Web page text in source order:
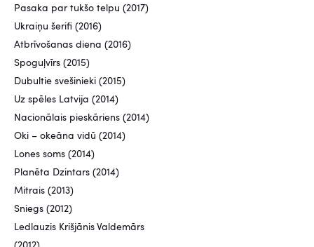
Pasaka par tukšo telpu (2017)
Ukraiņu šerifi (2016)
Atbrīvošanas diena (2016)
Spoguļvīrs (2015)
Dubultie svešinieki (2015)
Uz spēles Latvija (2014)
Nacionālais pieskāriens (2014)
Oki – okeāna vidū (2014)
Lones soms (2014)
Planēta Dzintars (2014)
Mitrais (2013)
Sniegs (2012)
Ledlauzis Krišjānis Valdemārs